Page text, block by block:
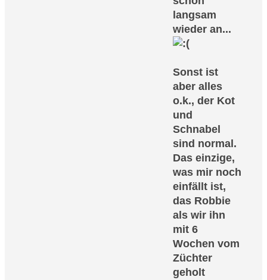
langsam
wieder an...
Sonst ist
aber alles
o.k., der Kot
und
Schnabel
sind normal.
Das einzige,
was mir noch
einfällt ist,
das Robbie
als wir ihn
mit 6
Wochen vom
Züchter
geholt